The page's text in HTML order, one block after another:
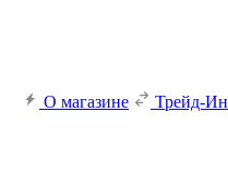
О магазине Трейд-Ин